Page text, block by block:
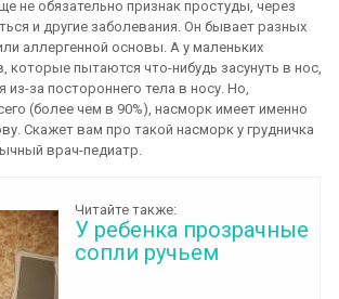
не обязательно признак простуды, через
и другие заболевания. Он бывает разных
аллергенной основы. А у маленьких
которые пытаются что-нибудь засунуть в нос,
из-за постороннего тела в носу. Но,
(более чем в 90%), насморк имеет именно
Скажет вам про такой насморк у грудничка
врач-педиатр.
Читайте также:
У ребенка прозрачные
сопли ручьем